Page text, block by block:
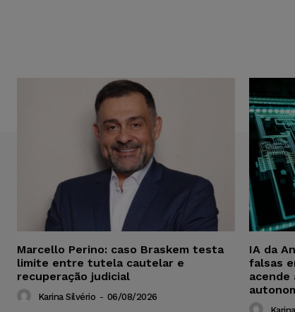
Marcello Perino: caso Braskem testa
limite entre tutela cautelar e
recuperação judicial
Karina Silvério - 06/08/2026
IA da
falsas
acende